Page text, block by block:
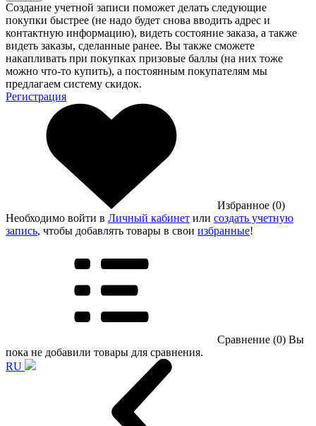
Создание учетной записи поможет делать следующие
покупки быстрее (не надо будет снова вводить адрес и
контактную информацию), видеть состояние заказа, а также
видеть заказы, сделанные ранее. Вы также сможете
накапливать при покупках призовые баллы (на них тоже
можно что-то купить), а постоянным покупателям мы
предлагаем систему скидок.
Регистрация
Избранное (0)
Необходимо войти в Личный кабинет или создать учетную
запись, чтобы добавлять товары в свои избранные!
Сравнение (0) Вы
пока не добавили товары для сравнения.
RU